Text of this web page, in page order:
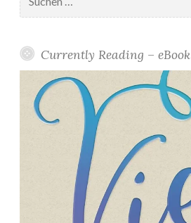
nach:
Currently Reading – eBook